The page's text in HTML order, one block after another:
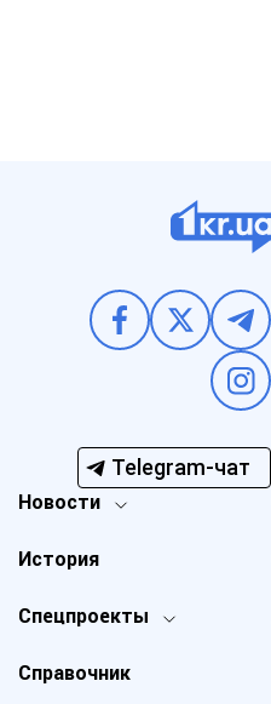
Telegram-чат
Новости
Спецпроекты
История
Справочник